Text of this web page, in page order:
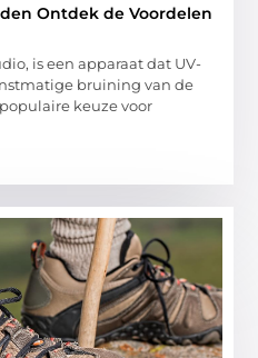
Ontdek de Voordelen
is een apparaat dat UV-
bruining van de
keuze voor